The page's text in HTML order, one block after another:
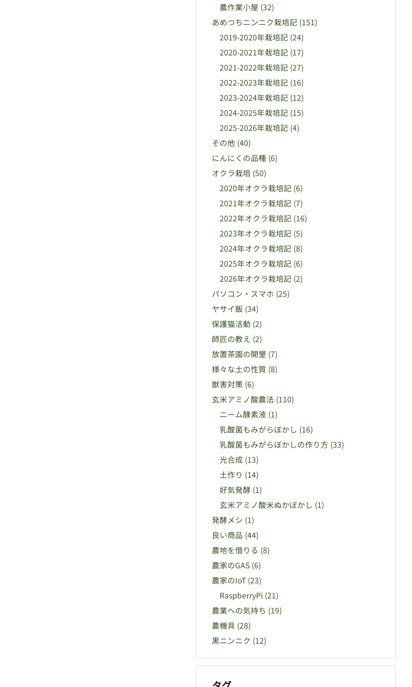
農作業小屋 (32)
あめつちニンニク栽培記 (151)
2019-2020年栽培記 (24)
2020-2021年栽培記 (17)
2021-2022年栽培記 (27)
2022-2023年栽培記 (16)
2023-2024年栽培記 (12)
2024-2025年栽培記 (15)
2025-2026年栽培記 (4)
その他 (40)
にんにくの品種 (6)
オクラ栽培 (50)
2020年オクラ栽培記 (6)
2021年オクラ栽培記 (7)
2022年オクラ栽培記 (16)
2023年オクラ栽培記 (5)
2024年オクラ栽培記 (8)
2025年オクラ栽培記 (6)
2026年オクラ栽培記 (2)
パソコン・スマホ (25)
ヤサイ飯 (34)
保護猫活動 (2)
師匠の教え (2)
放置茶園の開墾 (7)
様々な土の性質 (8)
獣害対策 (6)
玄米アミノ酸農法 (110)
ニーム酵素液 (1)
乳酸菌もみがらぼかし (16)
乳酸菌もみがらぼかしの作り方 (33)
光合成 (13)
土作り (14)
好気発酵 (1)
玄米アミノ酸米ぬかぼかし (1)
発酵メシ (1)
良い商品 (44)
農地を借りる (8)
農家のGAS (6)
農家のIoT (23)
RaspberryPi (21)
農業への気持ち (19)
農機具 (28)
黒ニンニク (12)